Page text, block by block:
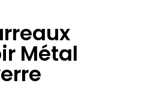
Métal